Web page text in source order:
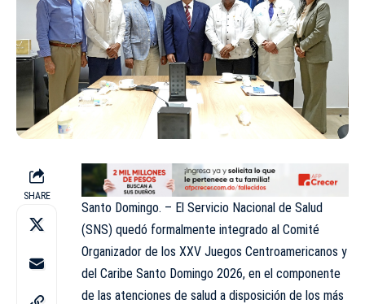
SHARE
Santo Domingo. – El Servicio Nacional de Salud
(SNS) quedó formalmente integrado al Comité
Organizador de los XXV Juegos Centroamericanos y
del Caribe Santo Domingo 2026, en el componente
de las atenciones de salud a disposición de los más